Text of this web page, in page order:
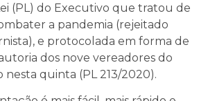
(PL) do Executivo que tratou de
a pandemia (rejeitado
e protocolada em forma de
dos nove vereadores do
nesta quinta (PL 213/2020).